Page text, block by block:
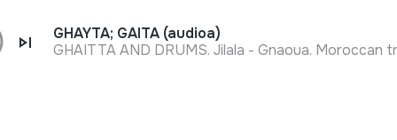
GHAYTA; GAITA (audioa)